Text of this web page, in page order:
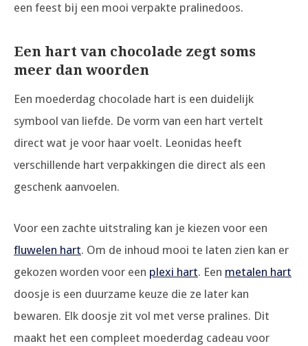
een feest bij een mooi verpakte pralinedoos.
Een hart van chocolade zegt soms
meer dan woorden
Een moederdag chocolade hart is een duidelijk
symbool van liefde. De vorm van een hart vertelt
direct wat je voor haar voelt. Leonidas heeft
verschillende hart verpakkingen die direct als een
geschenk aanvoelen.
Voor een zachte uitstraling kan je kiezen voor een
fluwelen hart. Om de inhoud mooi te laten zien kan er
gekozen worden voor een plexi hart. Een metalen hart
doosje is een duurzame keuze die ze later kan
bewaren. Elk doosje zit vol met verse pralines. Dit
maakt het een compleet moederdag cadeau voor